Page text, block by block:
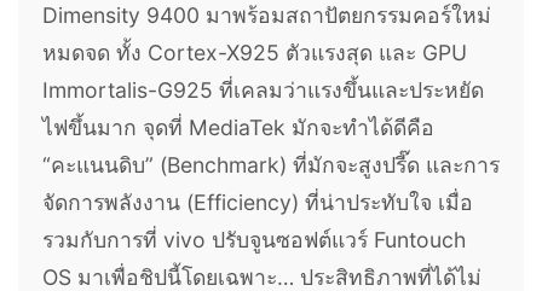
Dimensity 9400 มาพร้อมสถาปัตยกรรมคอร์ใหม่
หมดจด ทั้ง Cortex-X925 ตัวแรงสุด และ GPU
Immortalis-G925 ที่เคลมว่าแรงขึ้นและประหยัด
ไฟขึ้นมาก จุดที่ MediaTek มักจะทำได้ดีคือ
“คะแนนดิบ” (Benchmark) ที่มักจะสูงปรี๊ด และการ
จัดการพลังงาน (Efficiency) ที่น่าประทับใจ เมื่อ
รวมกับการที่ vivo ปรับจูนซอฟต์แวร์ Funtouch
OS มาเพื่อชิปนี้โดยเฉพาะ… ประสิทธิภาพที่ได้ไม่